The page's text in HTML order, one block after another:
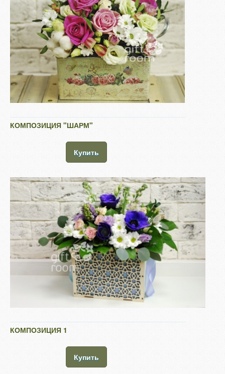
КОМПОЗИЦИЯ "ШАРМ"
Купить
КОМПОЗИЦИЯ 1
Купить